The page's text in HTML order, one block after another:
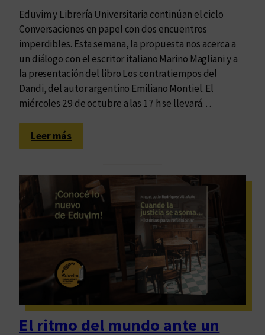
c
r
í
t
i
c
o
y
d
c
h
l
a
i
n
t
o
r
i
a
y
s
u
s
r
a
t
s
P
o
i
b
Eduvim y Librería Universitaria continúan el ciclo
Conversaciones en papel con dos encuentros
imperdibles. Esta semana, la propuesta nos acerca a
un diálogo con el escritor italiano Marino Magliani y a
la presentación del libro Los contratiempos del
Dandi, del autor argentino Emiliano Montiel. El
miércoles 29 de octubre a las 17 h se llevará…
Leer más:
C
v
e
s
c
i
n
e
El ritmo del mundo ante un